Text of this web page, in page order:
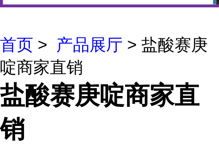
首页 > 产品展厅 > 盐酸赛庚
啶商家直销
盐酸赛庚啶商家直
销